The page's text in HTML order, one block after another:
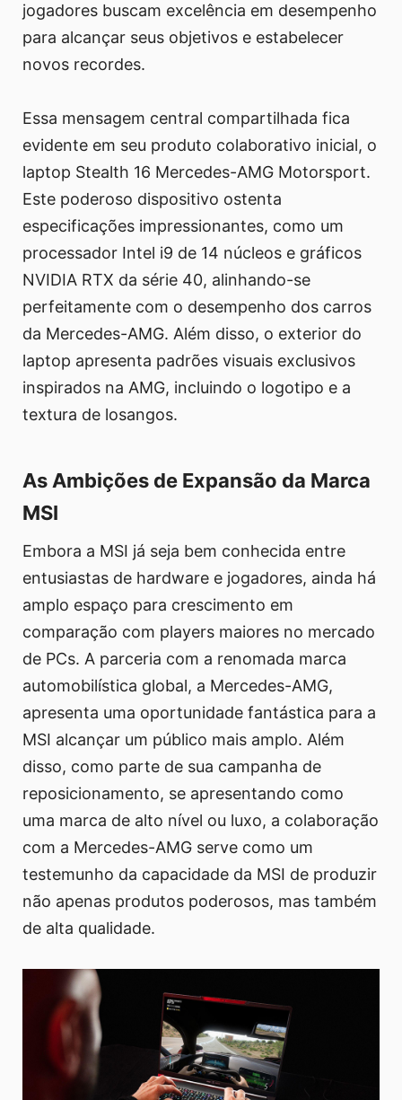
jogadores buscam excelência em desempenho
para alcançar seus objetivos e estabelecer
novos recordes.
Essa mensagem central compartilhada fica
evidente em seu produto colaborativo inicial, o
laptop Stealth 16 Mercedes-AMG Motorsport.
Este poderoso dispositivo ostenta
especificações impressionantes, como um
processador Intel i9 de 14 núcleos e gráficos
NVIDIA RTX da série 40, alinhando-se
perfeitamente com o desempenho dos carros
da Mercedes-AMG. Além disso, o exterior do
laptop apresenta padrões visuais exclusivos
inspirados na AMG, incluindo o logotipo e a
textura de losangos.
As Ambições de Expansão da Marca
MSI
Embora a MSI já seja bem conhecida entre
entusiastas de hardware e jogadores, ainda há
amplo espaço para crescimento em
comparação com players maiores no mercado
de PCs. A parceria com a renomada marca
automobilística global, a Mercedes-AMG,
apresenta uma oportunidade fantástica para a
MSI alcançar um público mais amplo. Além
disso, como parte de sua campanha de
reposicionamento, se apresentando como
uma marca de alto nível ou luxo, a colaboração
com a Mercedes-AMG serve como um
testemunho da capacidade da MSI de produzir
não apenas produtos poderosos, mas também
de alta qualidade.